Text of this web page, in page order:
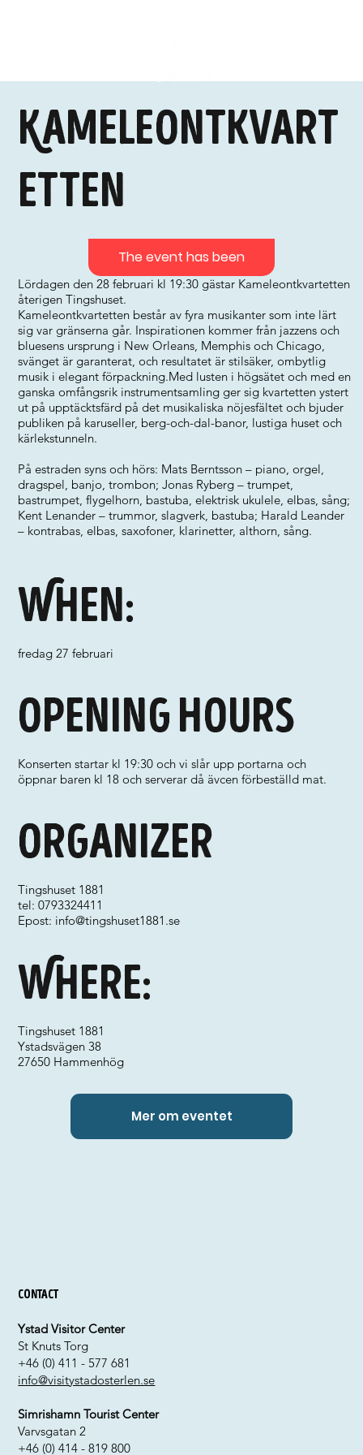
Kameleontkvart
etten
Lördagen den 28 februari kl 19:30 gästar Kameleontkvartetten
återigen Tingshuset.
Kameleontkvartetten består av fyra musikanter som inte lärt
sig var gränserna går. Inspirationen kommer från jazzens och
bluesens ursprung i New Orleans, Memphis och Chicago,
svänget är garanterat, och resultatet är stilsäker, ombytlig
musik i elegant förpackning.Med lusten i högsätet och med en
ganska omfångsrik instrumentsamling ger sig kvartetten ystert
ut på upptäcktsfärd på det musikaliska nöjesfältet och bjuder
publiken på karuseller, berg-och-dal-banor, lustiga huset och
kärlekstunneln.
På estraden syns och hörs: Mats Berntsson – piano, orgel,
dragspel, banjo, trombon; Jonas Ryberg – trumpet,
bastrumpet, flygelhorn, bastuba, elektrisk ukulele, elbas, sång;
Kent Lenander – trummor, slagverk, bastuba; Harald Leander
– kontrabas, elbas, saxofoner, klarinetter, althorn, sång.
When:
fredag 27 februari
Where:
Organizer
Tingshuset 1881
tel: 0793324411
Epost: info@tingshuset1881.se
Tingshuset 1881
Ystadsvägen 38
27650 Hammenhög
Opening hours
Konserten startar kl 19:30 och vi slår upp portarna och
öppnar baren kl 18 och serverar då ävcen förbeställd mat.
Mer om eventet
The event has been
Contact
Ystad Visitor Center
St Knuts Torg
+46 (0) 411 - 577 681
info@visitystadosterlen.se
Simrishamn Tourist Center
Varvsgatan 2
+46 (0) 414 - 819 800